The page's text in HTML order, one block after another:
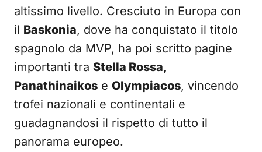
altissimo livello. Cresciuto in Europa con
il Baskonia, dove ha conquistato il titolo
spagnolo da MVP, ha poi scritto pagine
importanti tra Stella Rossa,
Panathinaikos e Olympiacos, vincendo
trofei nazionali e continentali e
guadagnandosi il rispetto di tutto il
panorama europeo.